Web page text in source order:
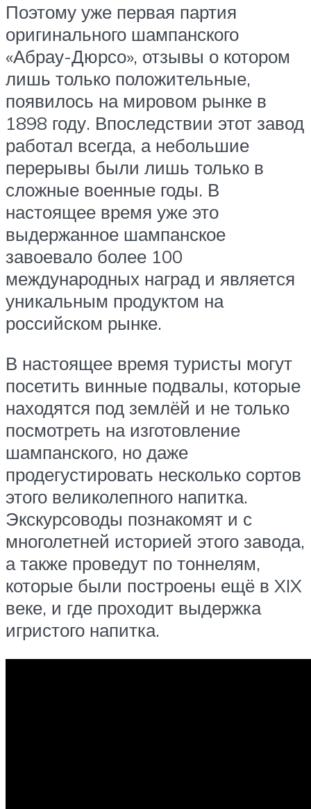
Поэтому уже первая партия
оригинального шампанского
«Абрау-Дюрсо», отзывы о котором
лишь только положительные,
появилось на мировом рынке в
1898 году. Впоследствии этот завод
работал всегда, а небольшие
перерывы были лишь только в
сложные военные годы. В
настоящее время уже это
выдержанное шампанское
завоевало более 100
международных наград и является
уникальным продуктом на
российском рынке.
В настоящее время туристы могут
посетить винные подвалы, которые
находятся под землёй и не только
посмотреть на изготовление
шампанского, но даже
продегустировать несколько сортов
этого великолепного напитка.
Экскурсоводы познакомят и с
многолетней историей этого завода,
а также проведут по тоннелям,
которые были построены ещё в XIX
веке, и где проходит выдержка
игристого напитка.